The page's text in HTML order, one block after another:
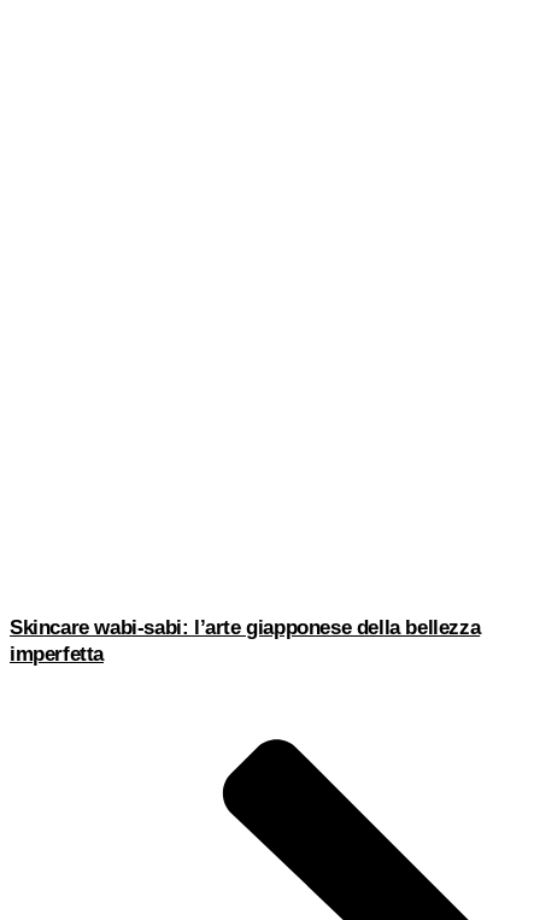
Skincare wabi-sabi: l’arte giapponese della bellezza
imperfetta